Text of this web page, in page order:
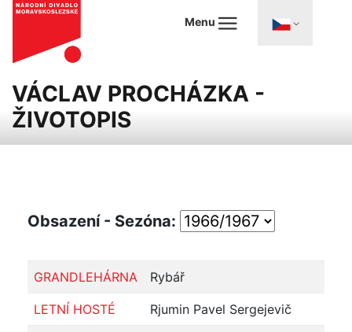
Menu
VÁCLAV PROCHÁZKA -
ŽIVOTOPIS
Obsazení - Sezóna:
GRANDLEHÁRNA Rybář
LETNÍ HOSTÉ Rjumin Pavel Sergejevič